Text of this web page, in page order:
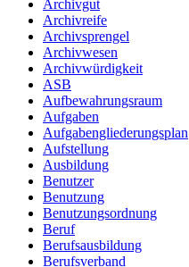
Archivgut
Archivreife
Archivsprengel
Archivwesen
Archivwürdigkeit
ASB
Aufbewahrungsraum
Aufgaben
Aufgabengliederungsplan
Aufstellung
Ausbildung
Benutzer
Benutzung
Benutzungsordnung
Beruf
Berufsausbildung
Berufsverband